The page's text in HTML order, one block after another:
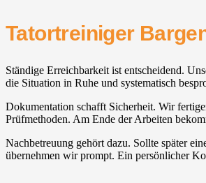
Tatortreiniger
Ständige Erreichbarkeit ist entscheidend.
die Situation in Ruhe und systematisch
Dokumentation schafft Sicherheit. Wir
Prüfmethoden. Am Ende der Arbeiten
Nachbetreuung gehört dazu. Sollte später
übernehmen wir prompt. Ein persönlicher